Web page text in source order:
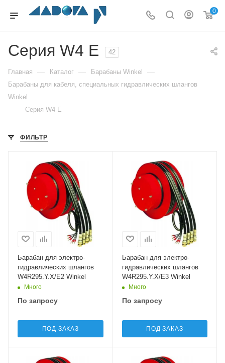
0
Серия W4 E 42
Главная — Каталог — Барабаны Winkel —
Барабаны для кабеля, специальных гидравлических шлангов
Winkel
— Серия W4 E
ФИЛЬТР
Барабан для электро-
гидравлических шлангов
W4R295.Y.X/E2 Winkel
Много
По запросу
ПОД ЗАКАЗ
Барабан для электро-
гидравлических шлангов
W4R295.Y.X/E3 Winkel
Много
По запросу
ПОД ЗАКАЗ